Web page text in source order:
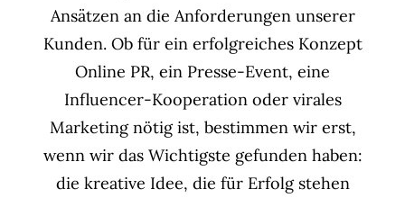
Ansätzen an die Anforderungen unserer
Kunden. Ob für ein erfolgreiches Konzept
Online PR, ein Presse-Event, eine
Influencer-Kooperation oder virales
Marketing nötig ist, bestimmen wir erst,
wenn wir das Wichtigste gefunden haben:
die kreative Idee, die für Erfolg stehen